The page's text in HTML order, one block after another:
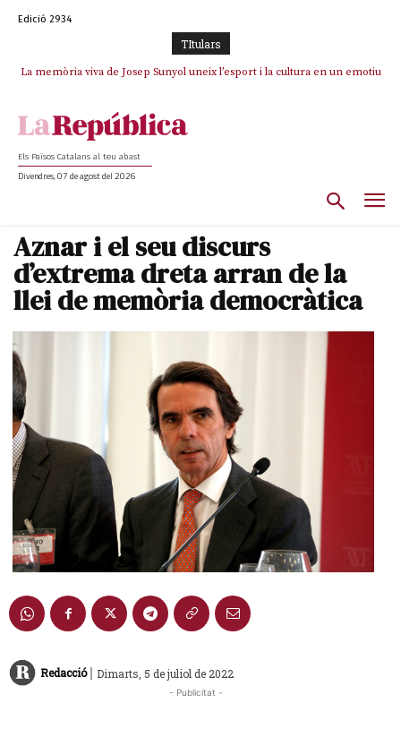
Edició 2934
TItulars
La memòria viva de Josep Sunyol uneix l’esport i la cultura en un emotiu
La “dignitat” a mitges de Marc Puigtió: renuncia a Girona pels àudios però
Els Països Catalans al teu abast
Divendres, 07 de agost del 2026
Aznar i el seu discurs
d’extrema dreta arran de la
llei de memòria democràtica
Redacció | Dimarts, 5 de juliol de 2022
- Publicitat -